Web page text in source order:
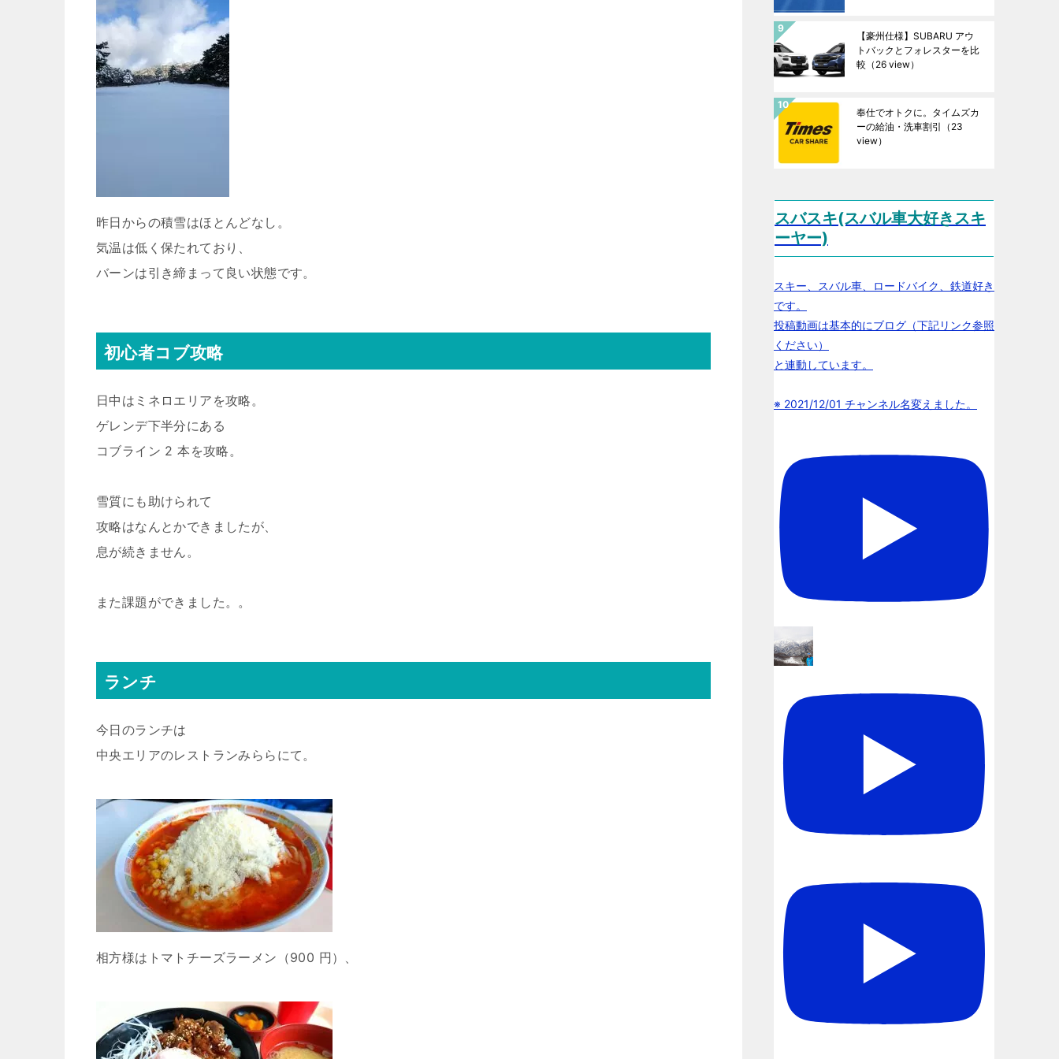
昨日からの積雪はほとんどなし。
気温は低く保たれており、
バーンは引き締まって良い状態です。
初心者コブ攻略
日中はミネロエリアを攻略。
ゲレンデ下半分にある
コブライン 2 本を攻略。
雪質にも助けられて
攻略はなんとかできましたが、
息が続きません。
また課題ができました。。
ランチ
今日のランチは
中央エリアのレストランみららにて。
相方様はトマトチーズラーメン（900 円）、
【豪州仕様】SUBARU アウ
トバックとフォレスターを比
較 （26 view）
奉仕でオトクに。タイムズカ
ーの給油・洗車割引 （23
view）
スバスキ(スバル車大好きスキ
ーヤー)
スキー、スバル車、ロードバイク、鉄道好き
です。
投稿動画は基本的にブログ（下記リンク参照
ください）
と連動しています。
※ 2021/12/01 チャンネル名変えました。